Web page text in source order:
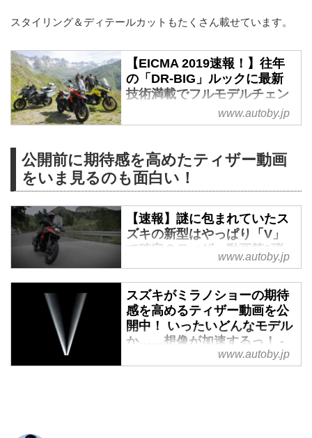
新機能も満載し、さらに車名も
ぞフルモデルチェンジといえる、
ビッグニュースでした。
新型「V-STROM 1050/XT」につ
日（日）に開催されます！
ミーティング 2019の開催地は、
これまで通り静岡県浜松市のスズ
キ本社です。
2018年Vストロームミーテイング
の様子。昨年、同時期に開催され
た。
もちろん参加無料で、Vストロー
ムシリーズのオーナーじゃなくて
も入場OK！
...
スタイリング＆ディテールカットもたくさん載せています。
【EICMA 2019速報！】往年
の「DR-BIG」ルックに最新
技術満載でフルモデルチェン
STROM1050/XT【動画もあ
開発のテーマは「冒険の達人」！
「The Master of Adventure」（冒
険の達人）を開発テーマに、アド
ベンチャーモデルらしい、ステー
ジを選ばない快適性に磨きをかけ
たスポーツアドベンチャーツアラ
ーとして進化したのが、このV-
伝説の「DR-BIG]を想わせるスタ
イリングが魅力的！
特に注目したいのがそのスタイリ
ング。1988年に発売され「DR-
BIG」として愛された名機
www.autoby.jp
公開前に期待感を高めたティザー動画
をいま見るのも面白い！
【速報】謎に包まれていたス
ズキの新型はやっぱり「V」
で確定？ティザー動画第3弾
で走行映像が公開！ - webオ
ートバイ
10月31日（木）、YouTubeチャ
ンネル「SuzukiBikesUK」で公開
された映像がこれだ！！
11月5日（火）に始まる
EICMA（ミラノショー）での公開
www.autoby.jp
スズキがミラノショーの期待
感を高めるティザー動画を公
開中！ いったいどんなモデル
か……想像が加速するっ！ -
www.autoby.jp